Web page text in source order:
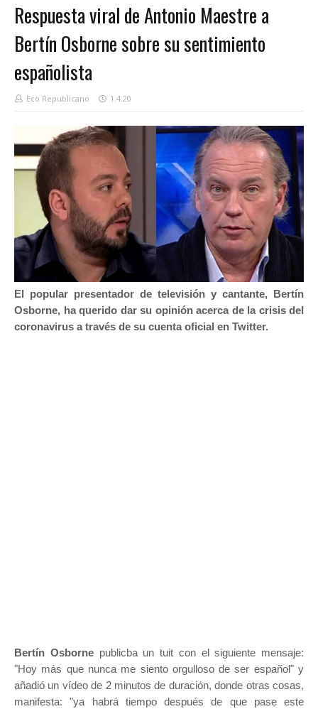
Respuesta viral de Antonio Maestre a
Bertín Osborne sobre su sentimiento
españolista
Eco Republicano 1.4.20
El popular presentador de televisión y cantante, Bertín
Osborne, ha querido dar su opinión acerca de la crisis del
coronavirus a través de su cuenta oficial en Twitter.
Bertín Osborne publicba un tuit con el siguiente mensaje:
"Hoy más que nunca me siento orgulloso de ser español" y
añadió un vídeo de 2 minutos de duración, donde otras cosas,
manifesta: "ya habrá tiempo después de que pase este